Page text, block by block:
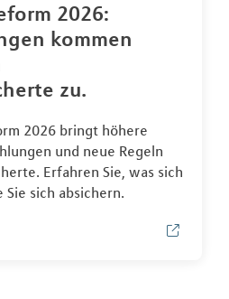
2026:
kommen
zu.
2026 bringt höhere
und neue Regeln
Erfahren Sie, was sich
sich absichern.